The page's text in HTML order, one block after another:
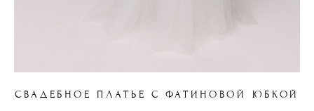
СВАДЕБНОЕ ПЛАТЬЕ С ФАТИНОВОЙ ЮБКОЙ